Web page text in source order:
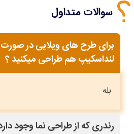
سوالات متداول
برای طرح های ویلایی در
لنداسکیپ هم طراحی میکنید ؟
بله
رندری که از طراحی نما وجود